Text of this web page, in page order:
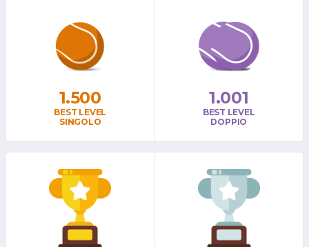
1.500
BEST LEVEL
SINGOLO
1.001
BEST LEVEL
DOPPIO